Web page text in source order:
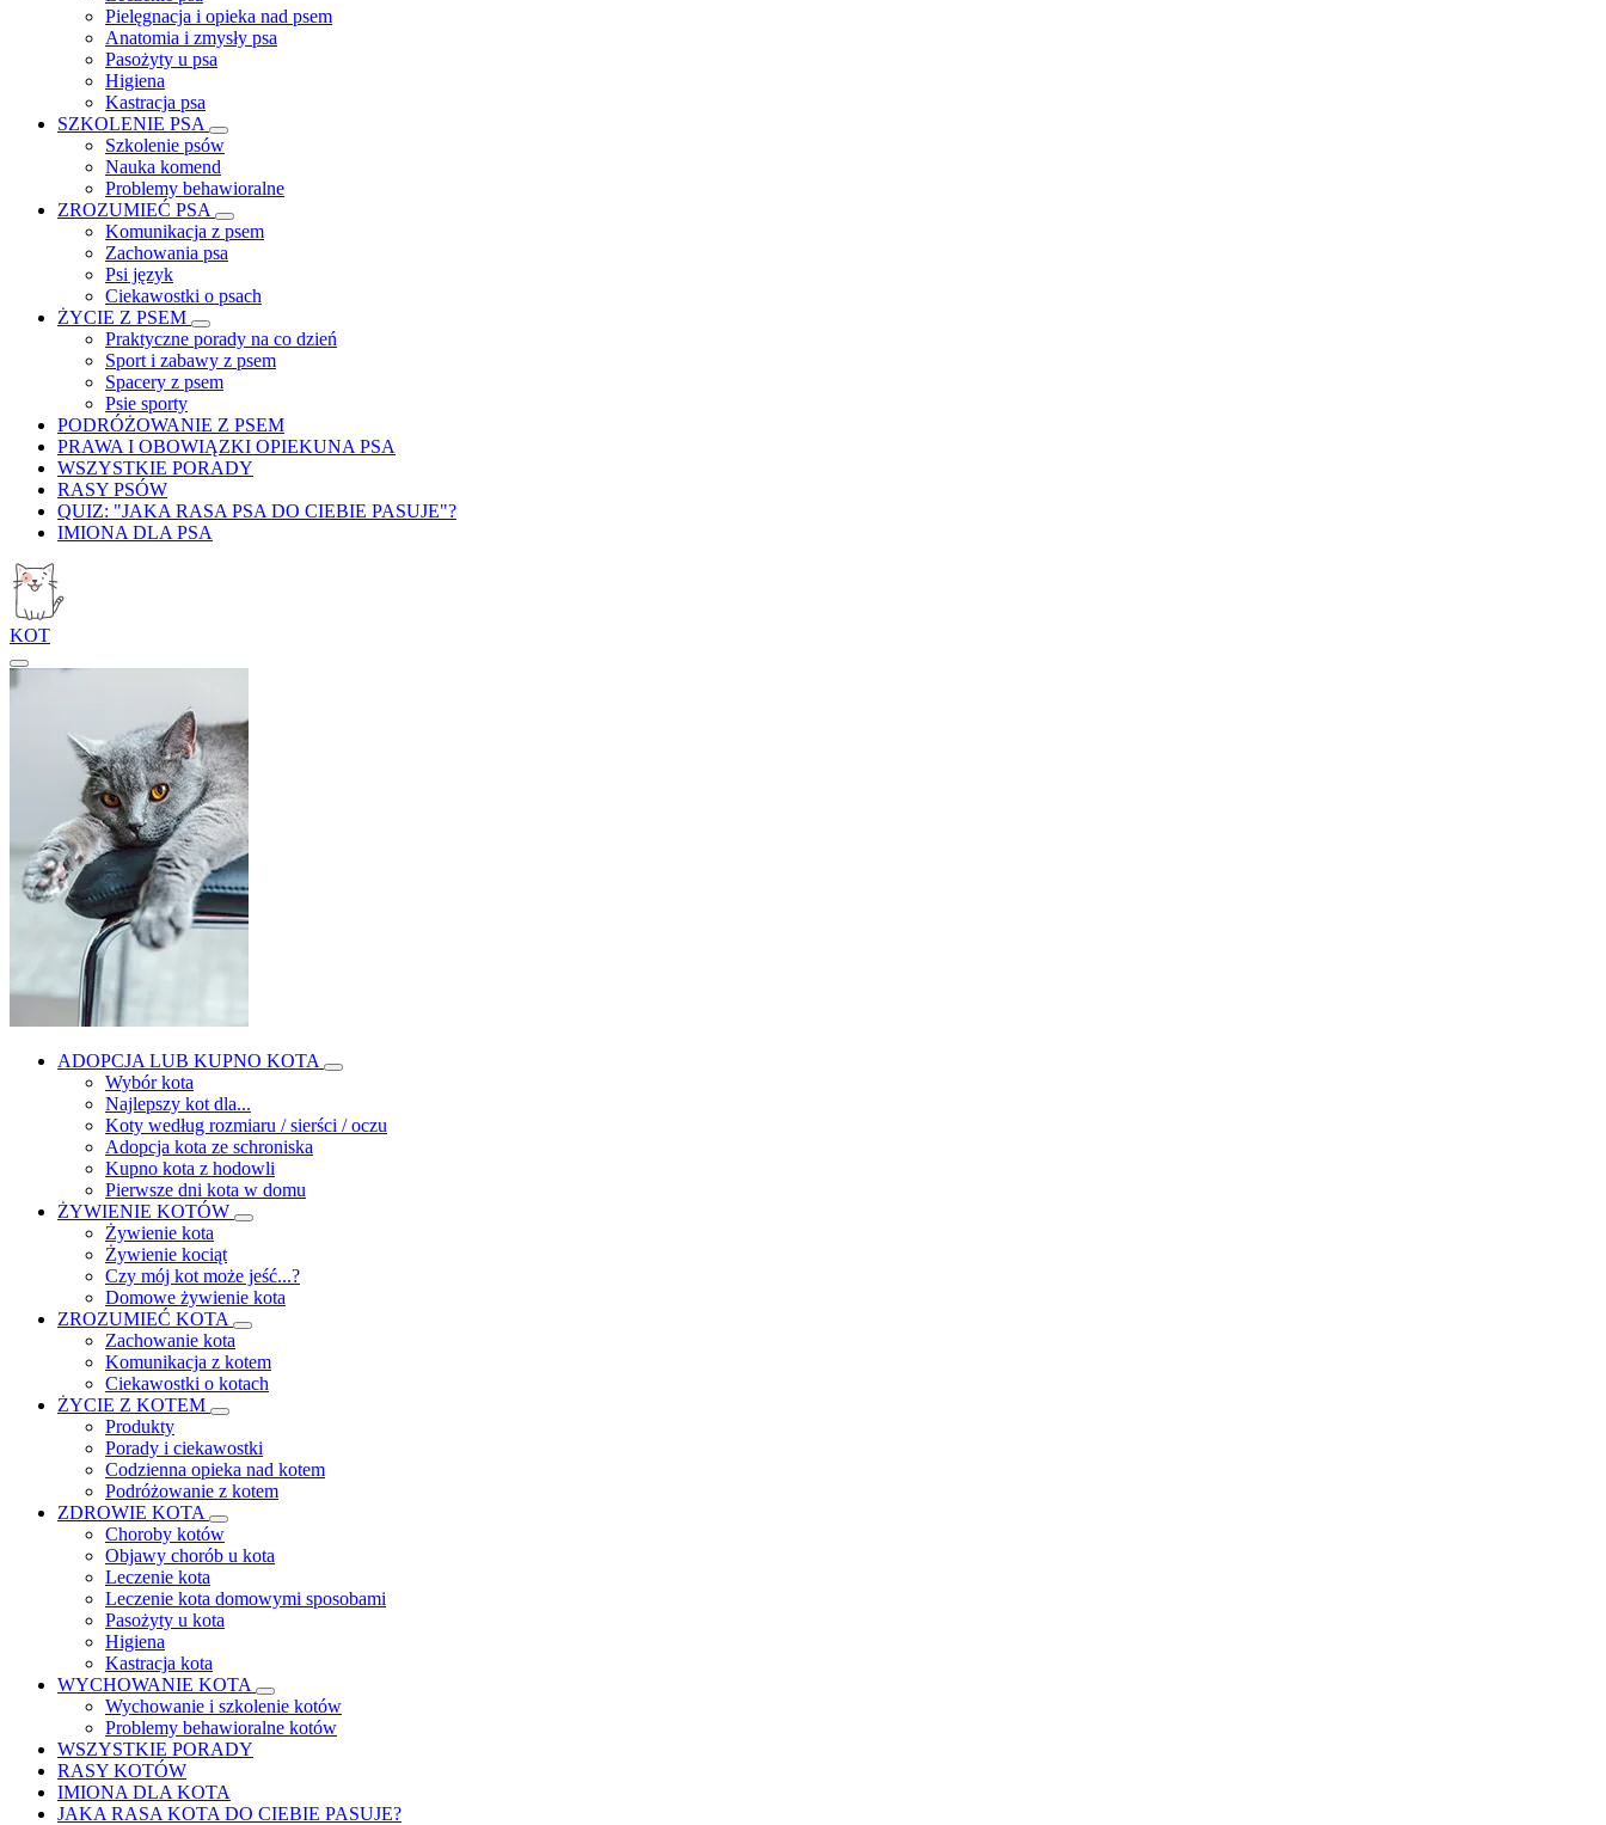
Pielęgnacja i opieka nad psem
Anatomia i zmysły psa
Pasożyty u psa
Higiena
Kastracja psa
SZKOLENIE PSA
Szkolenie psów
Nauka komend
Problemy behawioralne
ZROZUMIEĆ PSA
Komunikacja z psem
Zachowania psa
Psi język
Ciekawostki o psach
ŻYCIE Z PSEM
Praktyczne porady na co dzień
Sport i zabawy z psem
Spacery z psem
Psie sporty
PODRÓŻOWANIE Z PSEM
PRAWA I OBOWIĄZKI OPIEKUNA PSA
WSZYSTKIE PORADY
RASY PSÓW
QUIZ: "JAKA RASA PSA DO CIEBIE PASUJE"?
IMIONA DLA PSA
KOT
ADOPCJA LUB KUPNO KOTA
Wybór kota
Najlepszy kot dla...
Koty według rozmiaru / sierści / oczu
Adopcja kota ze schroniska
Kupno kota z hodowli
Pierwsze dni kota w domu
ŻYWIENIE KOTÓW
Żywienie kota
Żywienie kociąt
Czy mój kot może jeść...?
Domowe żywienie kota
ZROZUMIEĆ KOTA
Zachowanie kota
Komunikacja z kotem
Ciekawostki o kotach
ŻYCIE Z KOTEM
Produkty
Porady i ciekawostki
Codzienna opieka nad kotem
Podróżowanie z kotem
ZDROWIE KOTA
Choroby kotów
Objawy chorób u kota
Leczenie kota
Leczenie kota domowymi sposobami
Pasożyty u kota
Higiena
Kastracja kota
WYCHOWANIE KOTA
Wychowanie i szkolenie kotów
Problemy behawioralne kotów
WSZYSTKIE PORADY
RASY KOTÓW
IMIONA DLA KOTA
JAKA RASA KOTA DO CIEBIE PASUJE?